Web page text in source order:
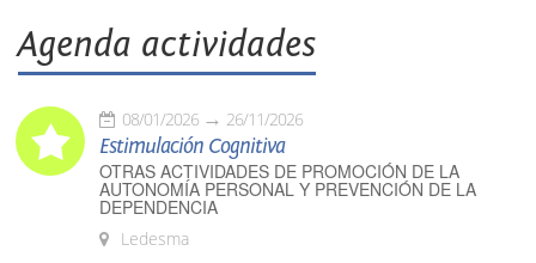
Agenda actividades
08/01/2026 26/11/2026
Estimulación Cognitiva
OTRAS ACTIVIDADES DE PROMOCIÓN DE LA
AUTONOMÍA PERSONAL Y PREVENCIÓN DE LA
DEPENDENCIA
Ledesma